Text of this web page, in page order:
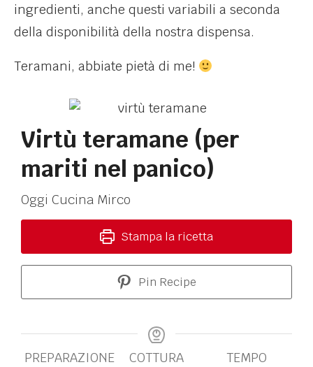
ingredienti, anche questi variabili a seconda
della disponibilità della nostra dispensa.
Teramani, abbiate pietà di me!
Virtù teramane (per
mariti nel panico)
Oggi Cucina Mirco
Stampa la ricetta
Pin Recipe
PREPARAZIONE
COTTURA
TEMPO